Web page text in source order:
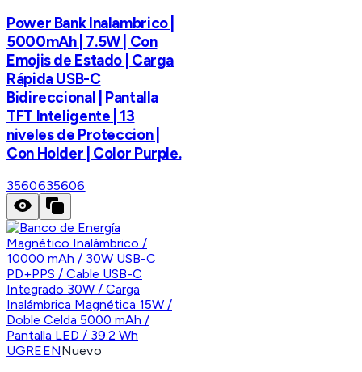
Power Bank Inalambrico |
5000mAh | 7.5W | Con
Emojis de Estado | Carga
Rápida USB-C
Bidireccional | Pantalla
TFT Inteligente | 13
niveles de Proteccion |
Con Holder | Color Purple.
3560635606
UGREENNuevo